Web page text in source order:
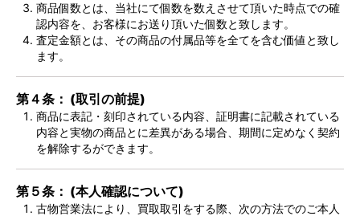
商品個数とは、当社にて個数を数えさせて頂いた時点での確
認内容を、お客様にお送り頂いた個数と致します。
査定金額とは、その商品の付属品等を全てを含む価値と致し
ます。
第４条： (取引の前提)
商品に表記・刻印されている内容、証明書に記載されている
内容と実物の商品とに差異がある場合、期間に定めなく契約
を解除するができます。
第５条： (本人確認について)
古物営業法により、買取取引をする際、次の方法でのご本人